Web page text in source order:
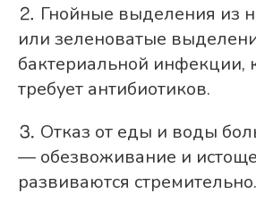
⒉ Гнойные выделения из
или зеленоватые
бактериальной инфекции,
требует антибиотиков.
⒊ Отказ от еды и воды
— обезвоживание и
развиваются стремительно.